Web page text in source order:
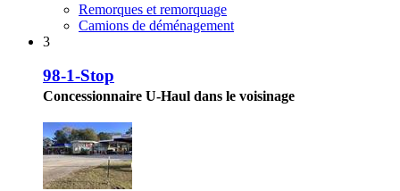
Remorques et remorquage
Camions de déménagement
3
98-1-Stop
Concessionnaire U-Haul dans le voisinage